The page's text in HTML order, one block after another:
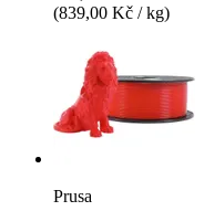
(839,00 Kč / kg)
Prusa